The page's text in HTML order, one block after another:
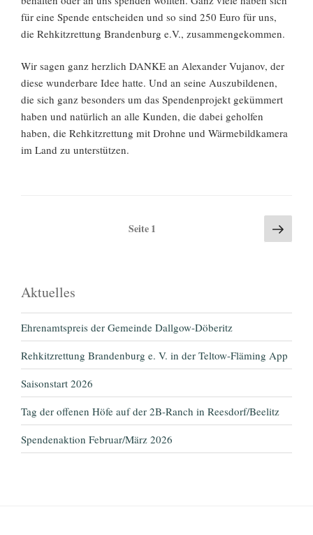
für eine Spende entscheiden und so sind 250 Euro für uns,
die Rehkitzrettung Brandenburg e.V., zusammengekommen.
Wir sagen ganz herzlich DANKE an Alexander Vujanov, der
diese wunderbare Idee hatte. Und an seine Auszubildenen,
die sich ganz besonders um das Spendenprojekt gekümmert
haben und natürlich an alle Kunden, die dabei geholfen
haben, die Rehkitzrettung mit Drohne und Wärmebildkamera
im Land zu unterstützen.
SeitennummerierungSeite1
Seite
Aktuelles
Ehrenamtspreis der Gemeinde Dallgow-Döberitz
Rehkitzrettung Brandenburg e. V. in der Teltow-Fläming App
Saisonstart 2026
Tag der offenen Höfe auf der 2B-Ranch in Reesdorf/Beelitz
Spendenaktion Februar/März 2026